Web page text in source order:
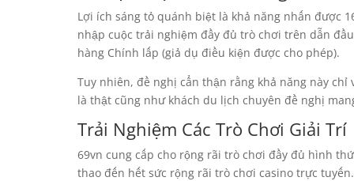
Lợi ích sáng tỏ quánh biệt là khả năng nhấn được
nhập cuộc trải nghiệm đầy đủ trò chơi trên dẫn
hàng Chính lấp (giả dụ điều kiện được cho phép).
Tuy nhiên, đề nghị cẩn thận rằng khả năng này
là thật cũng như khách du lịch chuyên đề nghị
Trải Nghiệm Các Trò Chơi Giải Trí
69vn cung cấp cho rộng rãi trò chơi đầy đủ hình
thao đến hết sức rộng rãi trò chơi casino trực